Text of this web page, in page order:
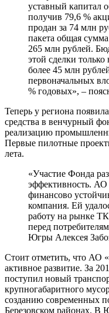
уставный капитал
получив 79,6 %
продан за 74 млн
пакета общая
265 млн рублей.
этой сделки
более 45 млн
первоначальных
% годовых», –
Теперь у региона
средства в венчурный
реализацию
Первые пилотные
лета.
«Участие Фонда
эффективность.
финансово
компания. Ей
работу на рынке
перед
Югры Алексея
Стоит отметить, что АО
активное развитие. За
поступил новый
крупногабаритного
созданию современных
Березовском районах. В